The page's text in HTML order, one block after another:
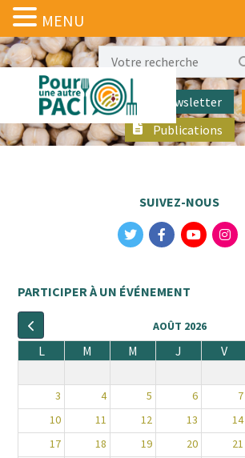
Actualités Newsletter
Publications
SUIVEZ-NOUS
PARTICIPER À UN ÉVÉNEMENT
AOÛT 2026
L M M J V
3
4 5 6 7
10
11 12 13 14
17
18 19 20 21
MENU